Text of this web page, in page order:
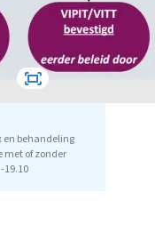
en behandeling
of zonder
19.10